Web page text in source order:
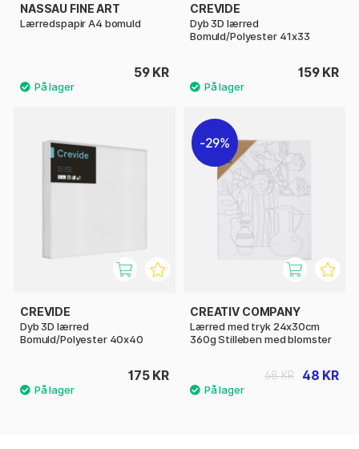
NASSAU FINE ART
Lærredspapir A4 bomuld
59 KR
CREVIDE
Dyb 3D lærred
Bomuld/Polyester 41x33
159 KR
CREVIDE
Dyb 3D lærred
Bomuld/Polyester 40x40
175 KR
29%
CREATIV COMPANY
Lærred med tryk 24x30cm
360g Stilleben med blomster
48 KR
68 KR